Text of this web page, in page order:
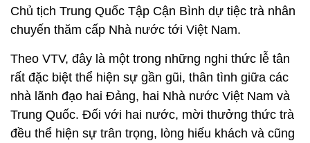
Chủ tịch Trung Quốc Tập Cận Bình dự tiệc trà nhân
chuyến thăm cấp Nhà nước tới Việt Nam.
Theo VTV, đây là một trong những nghi thức lễ tân
rất đặc biệt thể hiện sự gần gũi, thân tình giữa các
nhà lãnh đạo hai Đảng, hai Nhà nước Việt Nam và
Trung Quốc. Đối với hai nước, mời thưởng thức trà
đều thể hiện sự trân trọng, lòng hiếu khách và cũng